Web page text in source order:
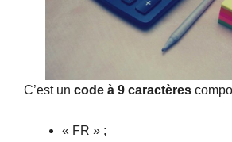
C’est un code à 9 caractères
« FR » ;